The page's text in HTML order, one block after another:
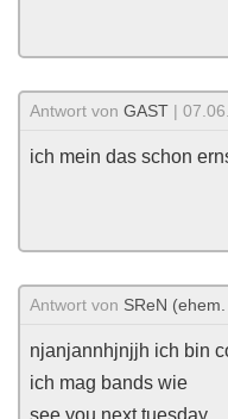
Antwort von GAST |
ich mein das schon
Antwort von SReN
njanjannhjnjjh ich bin
ich mag bands wie
see you next tuesday